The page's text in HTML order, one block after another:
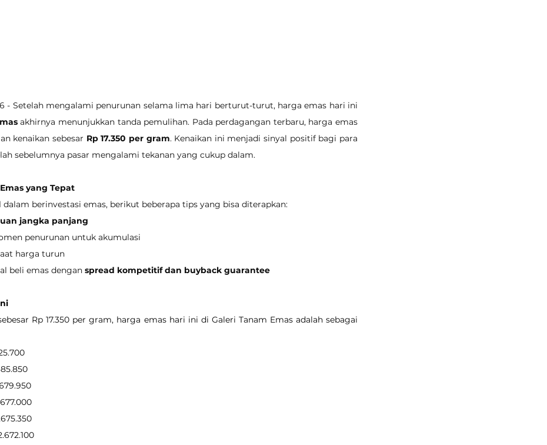
- Setelah mengalami penurunan selama lima hari berturut-turut, harga emas hari ini
kenaikan sebesar Rp 17.350 per gram. Kenaikan ini menjadi sinyal positif bagi para
sebelumnya pasar mengalami tekanan yang cukup dalam.
yang Tepat
berinvestasi emas, berikut beberapa tips yang bisa diterapkan:
jangka panjang
penurunan untuk akumulasi
harga turun
beli emas dengan spread kompetitif dan buyback guarantee
Rp 17.350 per gram, harga emas hari ini di Galeri Tanam Emas adalah sebagai